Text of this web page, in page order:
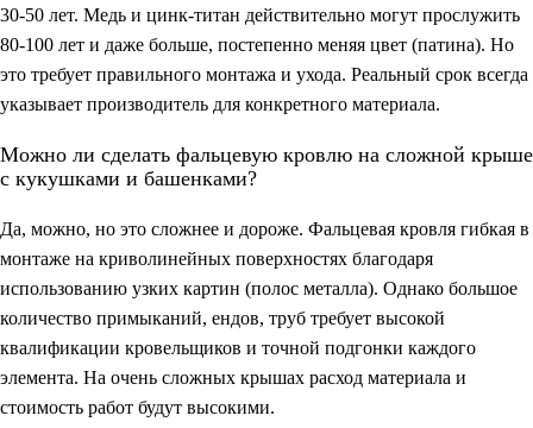
30-50 лет. Медь и цинк-титан действительно могут прослужить
80-100 лет и даже больше, постепенно меняя цвет (патина). Но
это требует правильного монтажа и ухода. Реальный срок всегда
указывает производитель для конкретного материала.
Можно ли сделать фальцевую кровлю на сложной крыше
с кукушками и башенками?
Да, можно, но это сложнее и дороже. Фальцевая кровля гибкая в
монтаже на криволинейных поверхностях благодаря
использованию узких картин (полос металла). Однако большое
количество примыканий, ендов, труб требует высокой
квалификации кровельщиков и точной подгонки каждого
элемента. На очень сложных крышах расход материала и
стоимость работ будут высокими.